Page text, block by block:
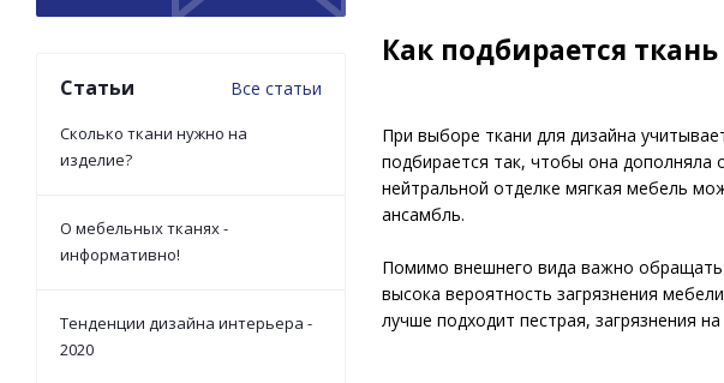
Как подбирается
При выборе ткани для дизайна
подбирается так, чтобы она
нейтральной отделке мягкая мебель
ансамбль.
Помимо внешнего вида важно обращать
высока вероятность загрязнения
лучше подходит пестрая, загрязнения
Статьи Все статьи
Сколько ткани нужно на
изделие?
О мебельных тканях -
информативно!
Тенденции дизайна интерьера -
2020